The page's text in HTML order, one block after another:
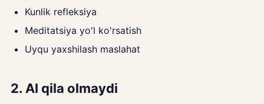
Kunlik refleksiya
Meditatsiya yo'l ko'rsatish
Uyqu yaxshilash maslahat
2. AI qila olmaydi